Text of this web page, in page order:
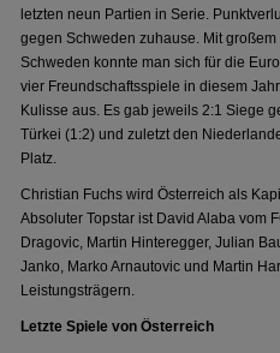
letzten neun Partien in Serie.
gegen Schweden zuhause. Mit
Schweden konnte man sich für die
vier Freundschaftsspiele in diesem
Kulisse aus. Es gab jeweils 2:1 Siege
Türkei (1:2) und zuletzt den
Platz.
Christian Fuchs wird Österreich als
Absoluter Topstar ist David Alaba vom
Dragovic, Martin Hinteregger, Julian
Janko, Marko Arnautovic und Martin
Leistungsträgern.
Letzte Spiele von Österreich